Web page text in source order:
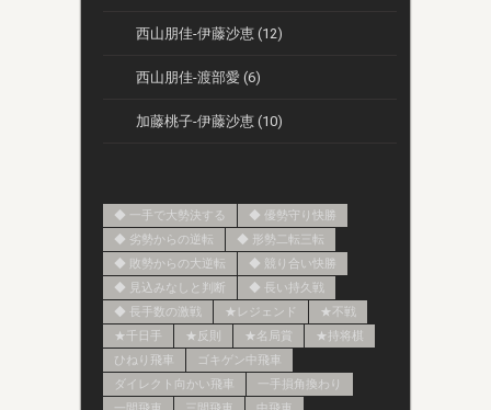
西山朋佳-伊藤沙恵 (12)
西山朋佳-渡部愛 (6)
加藤桃子-伊藤沙恵 (10)
◆ 一手で大勢決する
◆ 優勢守り快勝
◆ 劣勢からの逆転
◆ 形勢二転三転
◆ 敗勢からの大逆転
◆ 競り合い快勝
◆ 見込みなしと判断
◆ 長い持久戦
◆ 長手数の激戦
★レジェンド
★不戦
★千日手
★反則 ★名局賞
★持将棋
ひねり飛車
ゴキゲン中飛車
ダイレクト向かい飛車
一手損角換わり